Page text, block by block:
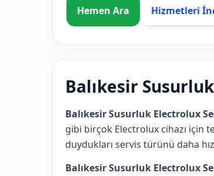
Hemen Ara Hizmetleri
Balıkesir
Balıkesir Susurluk Electrolux
gibi birçok Electrolux cihazı için
duydukları servis türünü daha
Balıkesir Susurluk Electrolux